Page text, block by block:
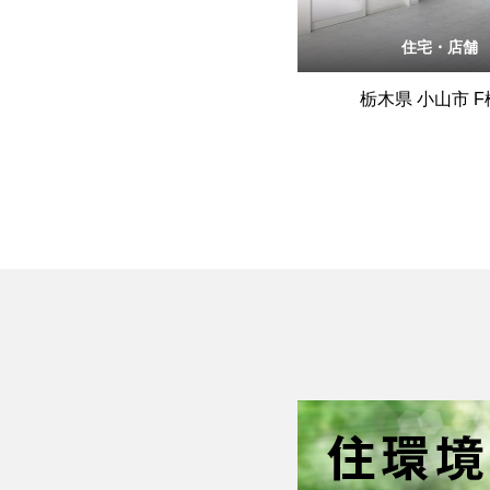
住宅・店舗
栃木県 小山市 F